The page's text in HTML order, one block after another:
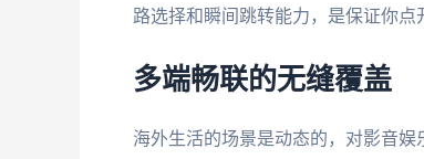
路选择和瞬间跳转能力，是保证你
多端畅联的无缝覆盖
海外生活的场景是动态的，对影音